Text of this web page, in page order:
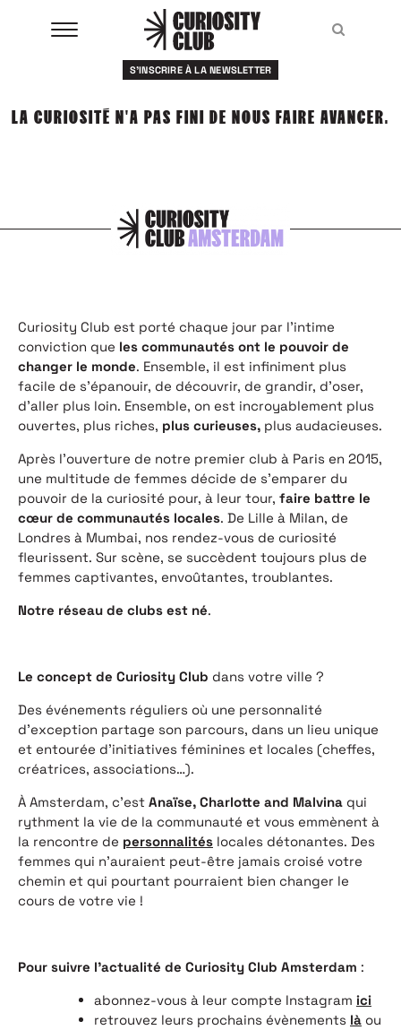
S'INSCRIRE À LA NEWSLETTER
LA CURIOSITÉ N'A PAS FINI DE NOUS FAIRE AVANCER.
Curiosity Club est porté chaque jour par l’intime
conviction que les communautés ont le pouvoir de
changer le monde. Ensemble, il est infiniment plus
facile de s’épanouir, de découvrir, de grandir, d’oser,
d’aller plus loin. Ensemble, on est incroyablement plus
ouvertes, plus riches, plus curieuses, plus audacieuses.
Après l’ouverture de notre premier club à Paris en 2015,
une multitude de femmes décide de s’emparer du
pouvoir de la curiosité pour, à leur tour, faire battre le
cœur de communautés locales. De Lille à Milan, de
Londres à Mumbai, nos rendez-vous de curiosité
fleurissent. Sur scène, se succèdent toujours plus de
femmes captivantes, envoûtantes, troublantes.
Notre réseau de clubs est né.
Le concept de Curiosity Club dans votre ville ?
Des événements réguliers où une personnalité
d’exception partage son parcours, dans un lieu unique
et entourée d’initiatives féminines et locales (cheffes,
créatrices, associations…).
À Amsterdam, c’est Anaïse, Charlotte and Malvina qui
rythment la vie de la communauté et vous emmènent à
la rencontre de personnalités locales détonantes. Des
femmes qui n’auraient peut-être jamais croisé votre
chemin et qui pourtant pourraient bien changer le
cours de votre vie !
Pour suivre l’actualité de Curiosity Club Amsterdam :
abonnez-vous à leur compte Instagram ici
retrouvez leurs prochains évènements là ou